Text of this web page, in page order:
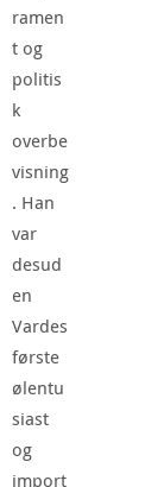
ramen
t og
politis
k
overbe
visning
. Han
var
desud
en
Vardes
første
ølentu
siast
og
import